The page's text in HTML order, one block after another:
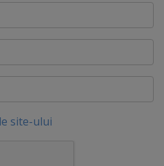
site-ului